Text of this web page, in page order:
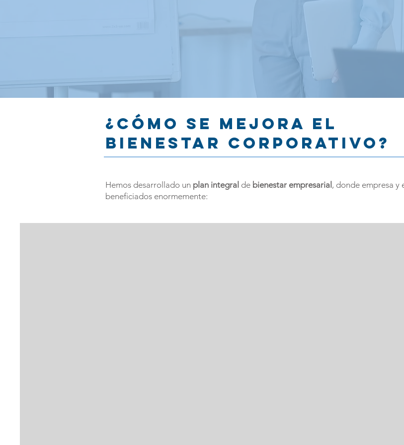
¿Cómo se mejora el
Bienestar corporativo?
Hemos desarrollado un plan integral de bienestar empresarial , donde empresa y
beneficiados enormemente: